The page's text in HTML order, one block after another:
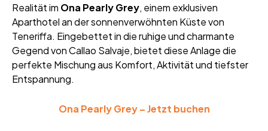
Realität im Ona Pearly Grey, einem exklusiven
Aparthotel an der sonnenverwöhnten Küste von
Teneriffa. Eingebettet in die ruhige und charmante
Gegend von Callao Salvaje, bietet diese Anlage die
perfekte Mischung aus Komfort, Aktivität und tiefster
Entspannung.
Ona Pearly Grey – Jetzt buchen